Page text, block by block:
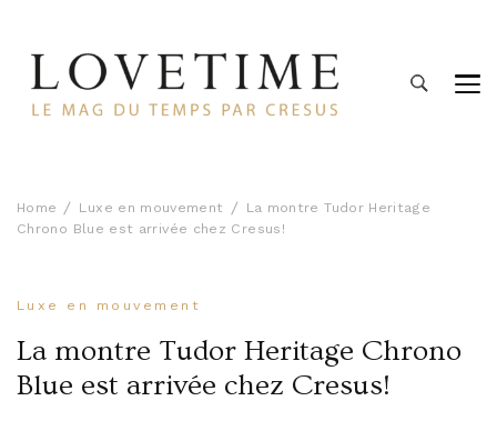
Home Luxe en mouvement
La montre Tudor Heritage
Chrono Blue est arrivée chez Cresus!
Luxe en mouvement
La montre Tudor Heritage Chrono
Blue est arrivée chez Cresus!